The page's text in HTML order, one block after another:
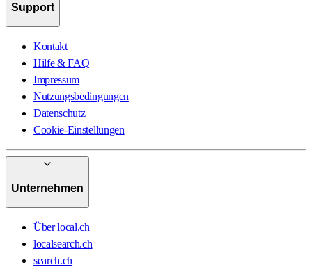
Support
Kontakt
Hilfe & FAQ
Impressum
Nutzungsbedingungen
Datenschutz
Cookie-Einstellungen
Unternehmen
Über local.ch
localsearch.ch
search.ch